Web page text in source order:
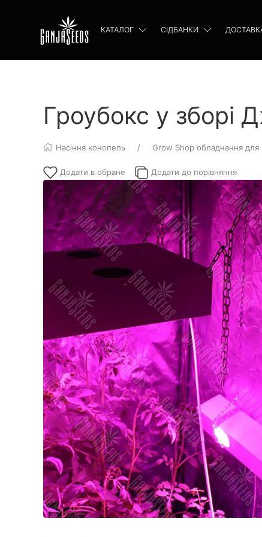
КАТАЛОГ СІДБАНКИ
Гроубокс у зборі
Насіння конопель Grow Shop обладнання
Додати в обране Додати до порівняння